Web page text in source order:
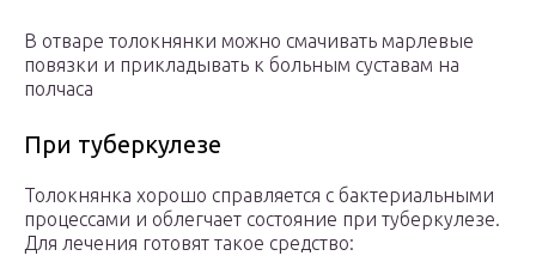
В отваре толокнянки можно смачивать марлевые
повязки и прикладывать к больным суставам на
полчаса
При туберкулезе
Толокнянка хорошо справляется с бактериальными
процессами и облегчает состояние при туберкулезе.
Для лечения готовят такое средство: